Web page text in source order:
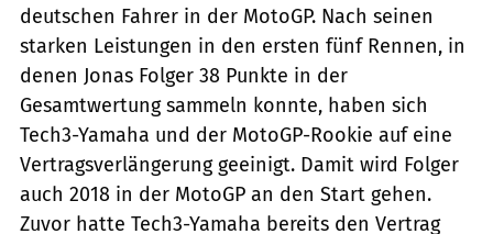
deutschen Fahrer in der MotoGP. Nach seinen
starken Leistungen in den ersten fünf Rennen, in
denen Jonas Folger 38 Punkte in der
Gesamtwertung sammeln konnte, haben sich
Tech3-Yamaha und der MotoGP-Rookie auf eine
Vertragsverlängerung geeinigt. Damit wird Folger
auch 2018 in der MotoGP an den Start gehen.
Zuvor hatte Tech3-Yamaha bereits den Vertrag